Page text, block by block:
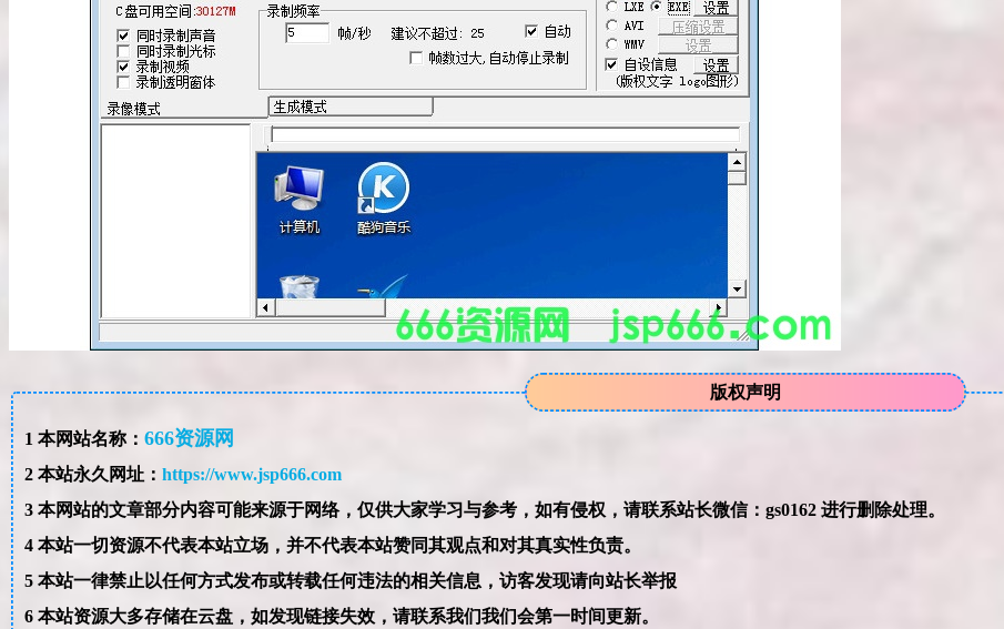
版权声明
1 本网站名称： 666资源网
2本站永久网址： https://www.jsp666.com
3
本网站的文章部分内容可能来源于网络，仅供大家学习与参考，如有侵权，请联系站长微信：gs0162 进行删除处理。
4本站一切资源不代表本站立场，并不代表本站赞同其观点和对其真实性负责。
5本站一律禁止以任何方式发布或转载任何违法的相关信息，访客发现请向站长举报
6本站资源大多存储在云盘，如发现链接失效，请联系我们我们会第一时间更新。